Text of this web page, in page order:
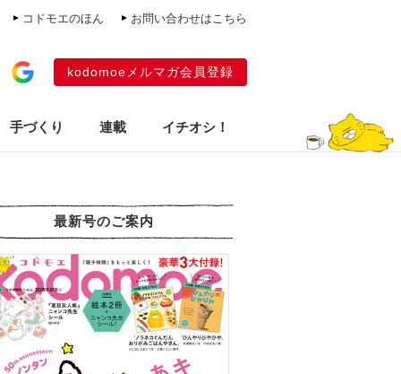
コドモエのほん お問い合わせはこちら
kodomoeメルマガ会員登録
手づくり 連載 イチオシ！
最新号のご案内